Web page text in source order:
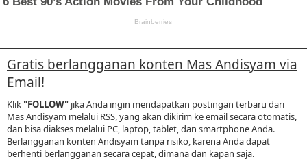
Gratis berlangganan konten Mas Andisyam via
Email!
Klik"FOLLOW" jika Anda ingin mendapatkan postingan terbaru dari
Mas Andisyam melalui RSS, yang akan dikirim ke email secara otomatis,
dan bisa diakses melalui PC, laptop, tablet, dan smartphone Anda.
Berlangganan konten Andisyam tanpa risiko, karena Anda dapat
berhenti berlangganan secara cepat, dimana dan kapan saja.